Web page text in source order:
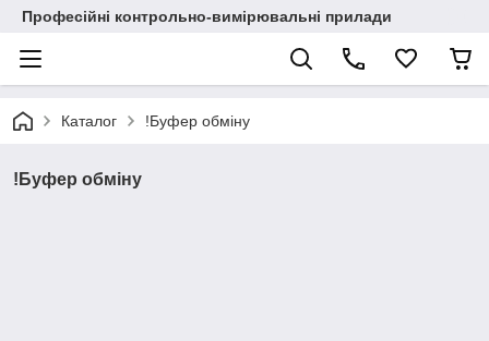
Професійні контрольно-вимірювальні прилади
Каталог !Буфер обміну
!Буфер обміну